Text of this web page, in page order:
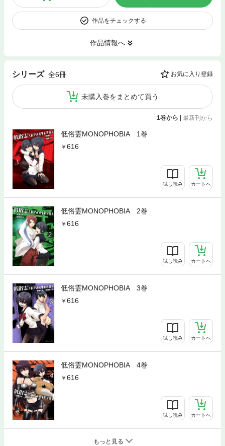
作品をチェックする
作品情報へ
シリーズ 全6冊 お気に入り登録
未購入巻をまとめて買う
1巻から | 最新刊から
低俗霊MONOPHOBIA 1巻
616
試し読み カートへ
低俗霊MONOPHOBIA 2巻
616
試し読み カートへ
低俗霊MONOPHOBIA 3巻
616
試し読み カートへ
低俗霊MONOPHOBIA 4巻
616
試し読み カートへ
もっと見る